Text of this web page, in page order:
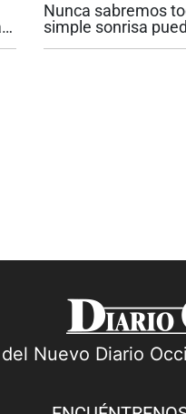
Nunca sabremos
simple sonrisa
juzgas a la gente,
Nuevo Diario